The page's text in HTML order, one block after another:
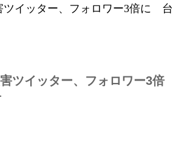
ツイッター、フォロワー3倍に 台
ツイッター、フォロワー3倍